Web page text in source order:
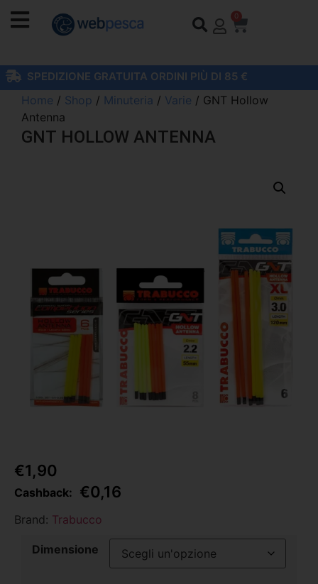
0
SPEDIZIONE GRATUITA ORDINI PIÙ DI 85 €
Home / Shop / Minuteria / Varie / GNT Hollow
Antenna
GNT HOLLOW ANTENNA
€1,90
Cashback: €0,16
Brand: Trabucco
Dimensione